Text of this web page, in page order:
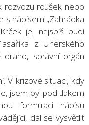
rozvozu roušek nebo
s nápisem „Zahrádka
jej nejspíš budí
z Uherského
správní orgán
V krizové situaci, kdy
jsem byl pod tlakem
formulaci nápisu
dal se vysvětlit